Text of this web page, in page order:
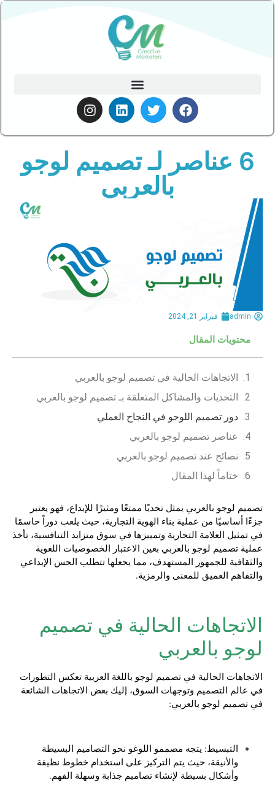
6 عناصر لـ تصميم لوجو
بالعربي
admin فبراير 21, 2024
محتويات المقال
الاتجاهات الحالية في تصميم لوجو بالعربي
التحديات والمشاكل المتعلقة بـ تصميم لوجو بالعربي
دور تصميم اللوجو في النجاح العملي
عناصر تصميم لوجو بالعربي
نصائح عند تصميم لوجو بالعربي
ختاماً لهذا المقال
تصميم لوجو بالعربي يمثل تحديًا ممتعًا ومثيرًا للإبداع، فهو يعتبر
جزءًا أساسيًا من عملية بناء الهوية التجارية، حيث يلعب دوراً حاسمًا
في تمثيل العلامة التجارية وتمييزها في سوق متزايد التنافسية، تأخذ
عملية تصميم لوجو بالعربي بعين الاعتبار الخصوصيات اللغوية
والثقافية للجمهور المستهدف، مما يجعلها تتطلب الحس الإبداعي
والتفاهم العميق للمعنى والرمزية.
الاتجاهات الحالية في تصميم
لوجو بالعربي
الاتجاهات الحالية في تصميم لوجو باللغة العربية تعكس التطورات
في عالم التصميم وتوجهات السوق، إليك بعض الاتجاهات الشائعة
في تصميم لوجو بالعربي:
التبسيط: يتجه مصممو اللوغو نحو التصاميم البسيطة
والأنيقة، حيث يتم التركيز على استخدام خطوط نظيفة
وأشكال بسيطة لإنشاء تصاميم جذابة وسهلة الفهم.